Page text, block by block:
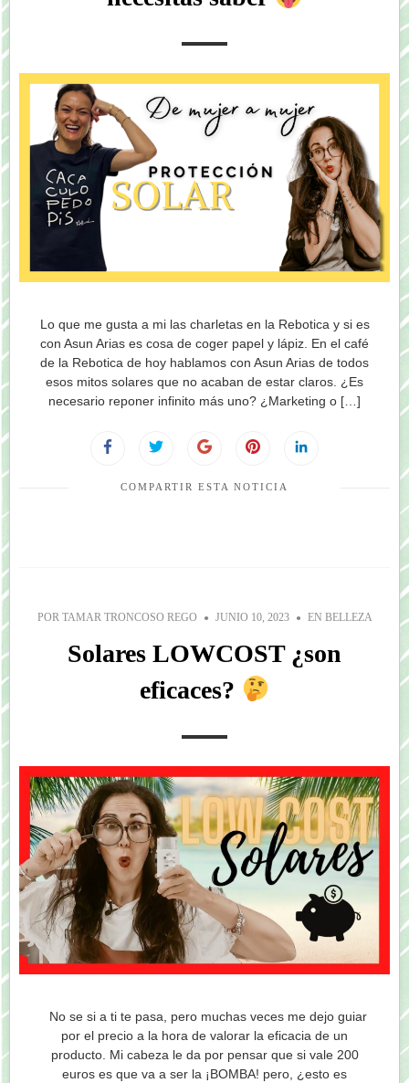
Lo que me gusta a mi las charletas en la Rebotica y si es
con Asun Arias es cosa de coger papel y lápiz. En el café
de la Rebotica de hoy hablamos con Asun Arias de todos
esos mitos solares que no acaban de estar claros. ¿Es
necesario reponer infinito más uno? ¿Marketing o […]
COMPARTIR ESTA NOTICIA
POR TAMAR TRONCOSO REGO JUNIO 10, 2023 EN BELLEZA
Solares LOWCOST ¿son
eficaces?
No se si a ti te pasa, pero muchas veces me dejo guiar
por el precio a la hora de valorar la eficacia de un
producto. Mi cabeza le da por pensar que si vale 200
euros es que va a ser la ¡BOMBA! pero, ¿esto es